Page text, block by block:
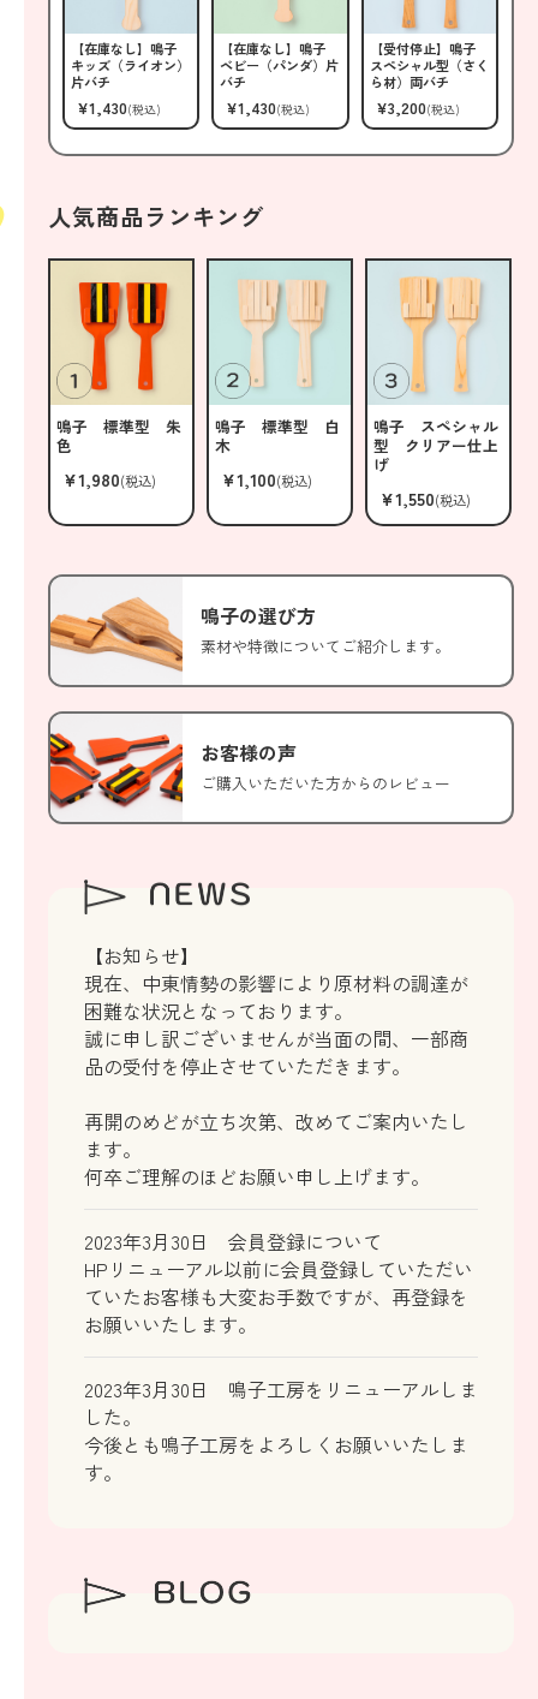
【在庫なし】鳴子
キッズ（ライオン）
片バチ
¥1,430(税込)
【在庫なし】鳴子
ベビー（パンダ）片
バチ
¥1,430(税込)
【受付停止】鳴子
スペシャル型（さく
ら材）両バチ
¥3,200(税込)
人気商品ランキング
鳴子 標準型 朱
色
¥1,980(税込)
鳴子 標準型 白
木
¥1,100(税込)
鳴子 スペシャル
型 クリアー仕上
げ
¥1,550(税込)
鳴子の選び方
素材や特徴についてご紹介します。
お客様の声
ご購入いただいた方からのレビュー
【お知らせ】
現在、中東情勢の影響により原材料の調達が
困難な状況となっております。
誠に申し訳ございませんが当面の間、一部商
品の受付を停止させていただきます。
再開のめどが立ち次第、改めてご案内いたし
ます。
何卒ご理解のほどお願い申し上げます。
2023年3月30日 会員登録について
HPリニューアル以前に会員登録していただい
ていたお客様も大変お手数ですが、再登録を
お願いいたします。
2023年3月30日 鳴子工房をリニューアルしま
した。
今後とも鳴子工房をよろしくお願いいたしま
す。